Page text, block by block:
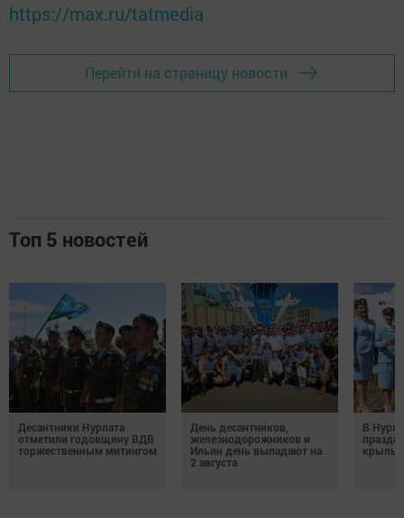
https://max.ru/tatmedia
Перейти на страницу новости
Топ 5 новостей
Десантники Нурлата
отметили годовщину ВДВ
торжественным митингом
День десантников,
железнодорожников и
Ильин день выпадают на
2 августа
В